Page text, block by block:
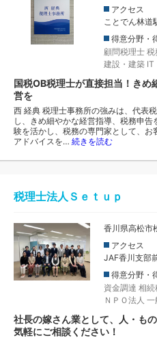
アクセス
ことでん林道
得意分野・
顧問税理士 税
建設・建築 IT
国税OB税理士が直接担当！きめ
営を
西 経典 税理士事務所の強みは、代表
し、きめ細やかな経営指導、税務申
験を活かし、税務の専門家として、
アドバイスを… 続きを読む
税理士法人Ｓｅｔｕｐ
香川県高松市
アクセス
JAF香川支部
得意分野・
資金調達 相続
ＮＰＯ法人 一
社長の嫁さん業として、人・も
気軽にご相談ください！